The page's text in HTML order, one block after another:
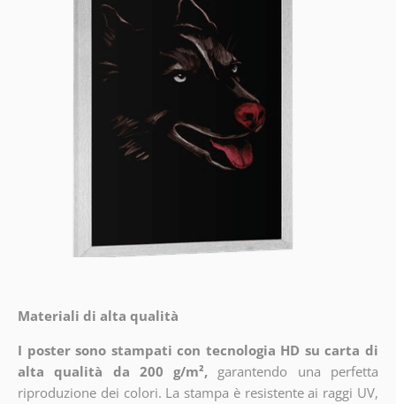
Materiali di alta qualità
I poster sono stampati con tecnologia HD su carta di
alta qualità da 200 g/m², garantendo una perfetta
riproduzione dei colori. La stampa è resistente ai raggi UV,